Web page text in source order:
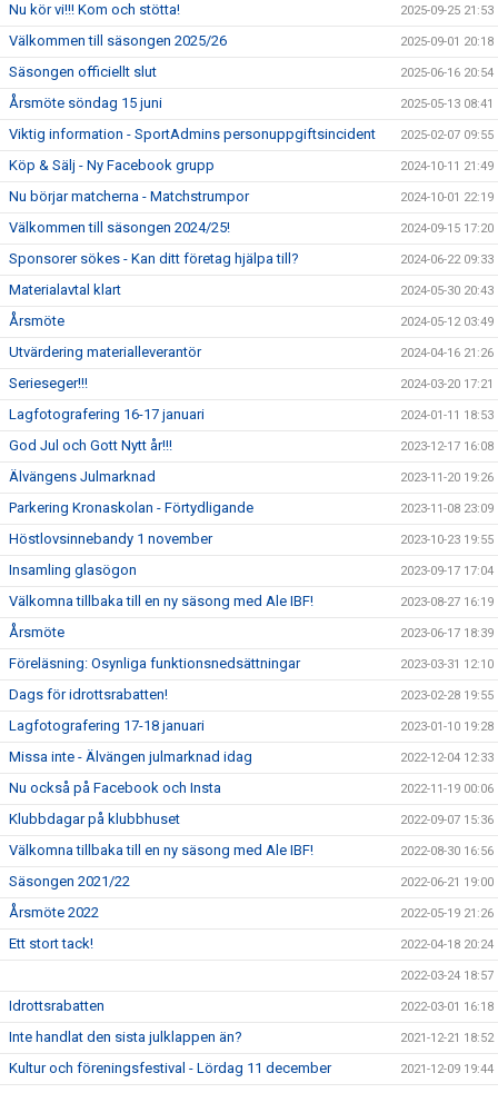
Nu kör vi!!! Kom och stötta! 2025-09-25 21:53
Välkommen till säsongen 2025/26 2025-09-01 20:18
Säsongen officiellt slut 2025-06-16 20:54
Årsmöte söndag 15 juni 2025-05-13 08:41
Viktig information - SportAdmins personuppgiftsincident 2025-02-07 09:55
Köp & Sälj - Ny Facebook grupp 2024-10-11 21:49
Nu börjar matcherna - Matchstrumpor 2024-10-01 22:19
Välkommen till säsongen 2024/25! 2024-09-15 17:20
Sponsorer sökes - Kan ditt företag hjälpa till? 2024-06-22 09:33
Materialavtal klart 2024-05-30 20:43
Årsmöte 2024-05-12 03:49
Utvärdering materialleverantör 2024-04-16 21:26
Serieseger!!! 2024-03-20 17:21
Lagfotografering 16-17 januari 2024-01-11 18:53
God Jul och Gott Nytt år!!! 2023-12-17 16:08
Älvängens Julmarknad 2023-11-20 19:26
Parkering Kronaskolan - Förtydligande 2023-11-08 23:09
Höstlovsinnebandy 1 november 2023-10-23 19:55
Insamling glasögon 2023-09-17 17:04
Välkomna tillbaka till en ny säsong med Ale IBF! 2023-08-27 16:19
Årsmöte 2023-06-17 18:39
Föreläsning: Osynliga funktionsnedsättningar 2023-03-31 12:10
Dags för idrottsrabatten! 2023-02-28 19:55
Lagfotografering 17-18 januari 2023-01-10 19:28
Missa inte - Älvängen julmarknad idag 2022-12-04 12:33
Nu också på Facebook och Insta 2022-11-19 00:06
Klubbdagar på klubbhuset 2022-09-07 15:36
Välkomna tillbaka till en ny säsong med Ale IBF! 2022-08-30 16:56
Säsongen 2021/22 2022-06-21 19:00
Årsmöte 2022 2022-05-19 21:26
Ett stort tack! 2022-04-18 20:24
2022-03-24 18:57
Idrottsrabatten 2022-03-01 16:18
Inte handlat den sista julklappen än? 2021-12-21 18:52
Kultur och föreningsfestival - Lördag 11 december 2021-12-09 19:44